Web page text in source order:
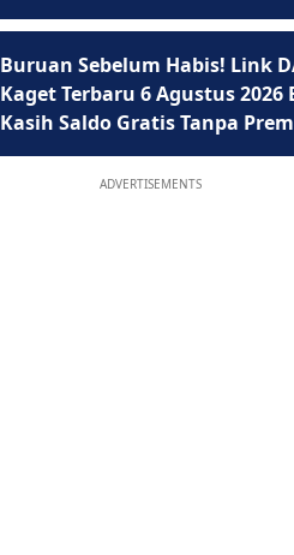
Buruan Sebelum Habis! Link
Kaget Terbaru 6 Agustus 2026
Kasih Saldo Gratis Tanpa
ADVERTISEMENTS